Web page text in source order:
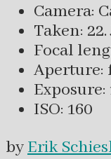
Camera:
Taken:
Focal
Aperture:
ISO: 160
byErik